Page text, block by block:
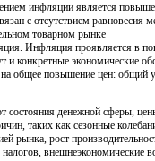
инфляции является
с отсутствием равновесия
товарном рынке
Инфляция проявляется в
и конкретные экономические
общее повышение цен: общий
состояния денежной сферы,
таких как сезонные
рынка, рост
внешнеэкономические